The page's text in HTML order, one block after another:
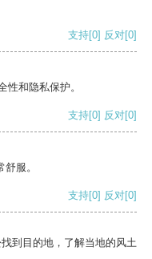
支持[0] 反对[0]
性和隐私保护。
支持[0] 反对[0]
服。
支持[0] 反对[0]
到目的地，了解当地的风土